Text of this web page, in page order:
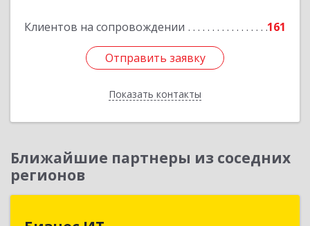
Клиентов на сопровождении 161
Отправить заявку
Показать контакты
Подробнее
Отправить заявку
Назад
Ближайшие партнеры из соседних
регионов